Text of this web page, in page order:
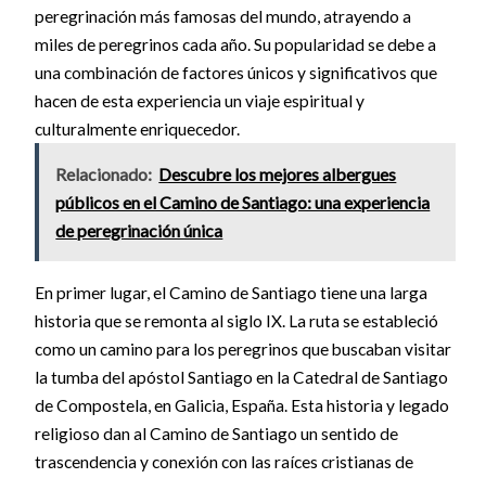
peregrinación más famosas del mundo, atrayendo a
miles de peregrinos cada año. Su popularidad se debe a
una combinación de factores únicos y significativos que
hacen de esta experiencia un viaje espiritual y
culturalmente enriquecedor.
Relacionado: Descubre los mejores albergues
públicos en el Camino de Santiago: una experiencia
de peregrinación única
En primer lugar, el Camino de Santiago tiene una larga
historia que se remonta al siglo IX. La ruta se estableció
como un camino para los peregrinos que buscaban visitar
la tumba del apóstol Santiago en la Catedral de Santiago
de Compostela, en Galicia, España. Esta historia y legado
religioso dan al Camino de Santiago un sentido de
trascendencia y conexión con las raíces cristianas de